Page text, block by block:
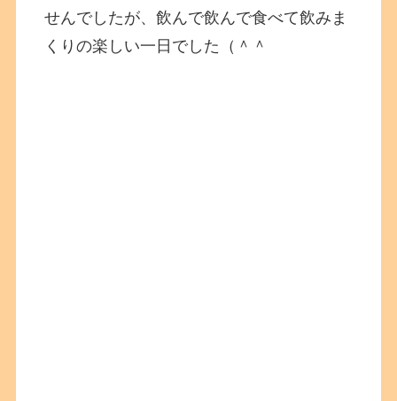
せんでしたが、飲んで飲んで食べて飲みま
くりの楽しい一日でした（＾＾